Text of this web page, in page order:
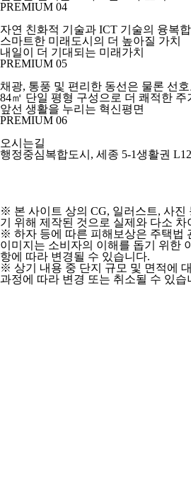
PREMIUM 04
자연 친화적 기술과 ICT 기술의 융복
스마트한 미래도시의 더 높아질 가치
내일이 더 기대되는 미래가치
PREMIUM 05
채광, 통풍 및 편리한 동선은 물론 선
84㎡ 단일 평형 구성으로 더 쾌적한 주
앞선 생활을 누리는 혁신평면
PREMIUM 06
오시는길
행정중심복합도시, 세종 5-1생활권
※ 본 사이트 상의 CG, 일러스트, 사진
기 위해 제작된 것으로 실제와 다소
※ 하자 등에 따른 피해보상은 주택법
이미지는 소비자의 이해를 돕기 위한
항에 따라 변경될 수 있습니다.
※ 상기 내용 중 단지 규모 및 면적에
과정에 따라 변경 또는 취소될 수 있습